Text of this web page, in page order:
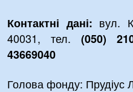
Контактні дані: вул.
40031, тел. (050)
43669040
Голова фонду: Прудіус